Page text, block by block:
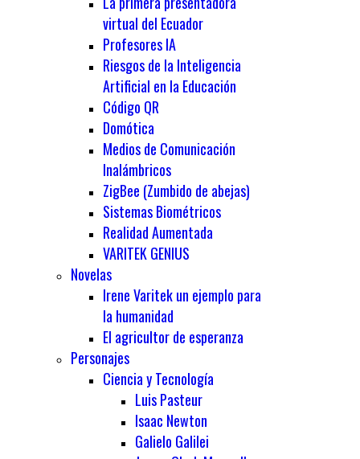
virtual del Ecuador
Profesores IA
Riesgos de la Inteligencia
Artificial en la Educación
Código QR
Domótica
Medios de Comunicación
Inalámbricos
ZigBee (Zumbido de abejas)
Sistemas Biométricos
Realidad Aumentada
VARITEK GENIUS
Novelas
Irene Varitek un ejemplo para
la humanidad
El agricultor de esperanza
Personajes
Ciencia y Tecnología
Luis Pasteur
Isaac Newton
Galielo Galilei